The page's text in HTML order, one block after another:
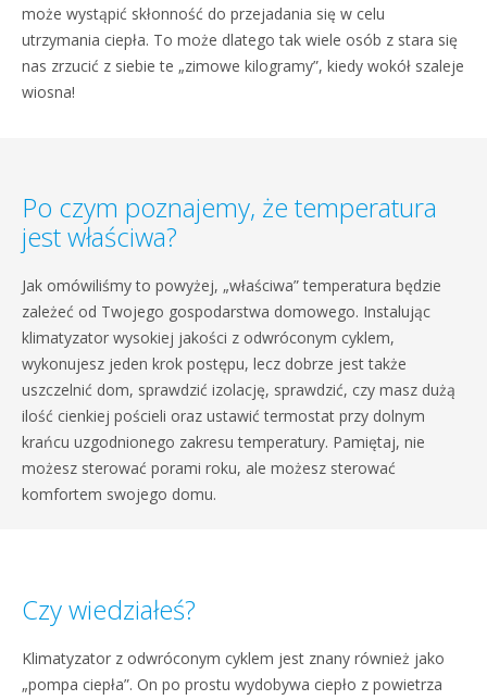
może wystąpić skłonność do przejadania się w celu
utrzymania ciepła. To może dlatego tak wiele osób z stara się
nas zrzucić z siebie te „zimowe kilogramy”, kiedy wokół szaleje
wiosna!
Po czym poznajemy, że temperatura
jest właściwa?
Jak omówiliśmy to powyżej, „właściwa” temperatura będzie
zależeć od Twojego gospodarstwa domowego. Instalując
klimatyzator wysokiej jakości z odwróconym cyklem,
wykonujesz jeden krok postępu, lecz dobrze jest także
uszczelnić dom, sprawdzić izolację, sprawdzić, czy masz dużą
ilość cienkiej pościeli oraz ustawić termostat przy dolnym
krańcu uzgodnionego zakresu temperatury. Pamiętaj, nie
możesz sterować porami roku, ale możesz sterować
komfortem swojego domu.
Czy wiedziałeś?
Klimatyzator z odwróconym cyklem jest znany również jako
„pompa ciepła”. On po prostu wydobywa ciepło z powietrza